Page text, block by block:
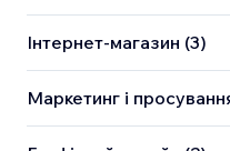
Інтернет-магазин (3)
Маркетинг і